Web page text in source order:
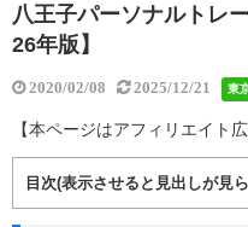
八王子パーソナルトレ
26年版】
2020/02/08 2025/12/21 東
【本ページはアフィリエイト
目次(表示させると見出しが見